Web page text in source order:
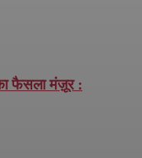
फैसला मंज़ूर :